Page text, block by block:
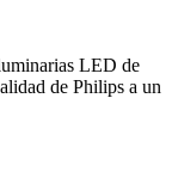
LED de
de Philips a un